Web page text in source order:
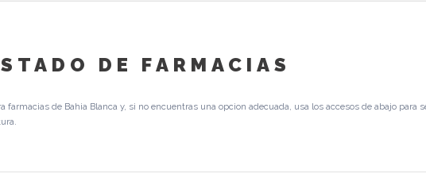
DE FARMACIAS
farmacias de Bahia Blanca y, si no encuentras una opcion adecuada, usa los accesos de abajo para